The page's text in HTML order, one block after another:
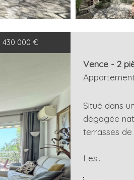
430 000 €
Vence - 2
Situé dans
dégagée
terrasses de
Les...